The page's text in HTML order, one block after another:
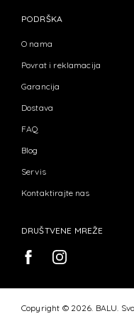
PODRŠKA
O nama
Povrat i reklamacija
Garancija
Dostava
FAQ
Blog
Servis
Kontaktirajte nas
DRUŠTVENE MREŽE
Copyright © 2026. BALU.